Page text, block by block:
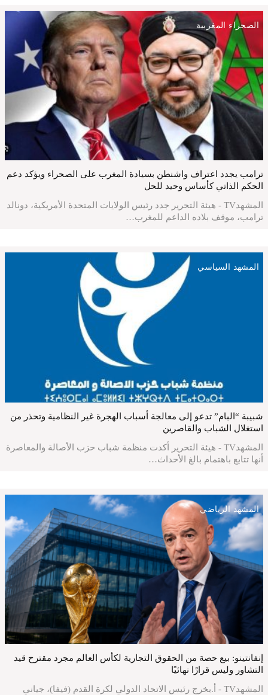
الصحراء المغربية
ترامب يجدد اعتراف واشنطن بسيادة المغرب على الصحراء ويؤكد دعم
الحكم الذاتي كأساس وحيد للحل
المشهدTV - هيئة التحرير جدد رئيس الولايات المتحدة الأمريكية، دونالد
ترامب، موقف بلاده الداعم للمغرب…
المشهد السياسي
شبيبة “البام” تدعو إلى معالجة أسباب الهجرة غير النظامية وتحذر من
استغلال الشباب والقاصرين
المشهدTV - هيئة التحرير أكدت منظمة شباب حزب الأصالة والمعاصرة
أنها تتابع باهتمام بالغ الأحداث…
المشهد الرياضي
إنفانتينو: بيع حصة من الحقوق التجارية لكأس العالم مجرد مقترح قيد
التشاور وليس قرارًا نهائيًا
المشهدTV - أ.بخرج رئيس الاتحاد الدولي لكرة القدم (فيفا)، جياني